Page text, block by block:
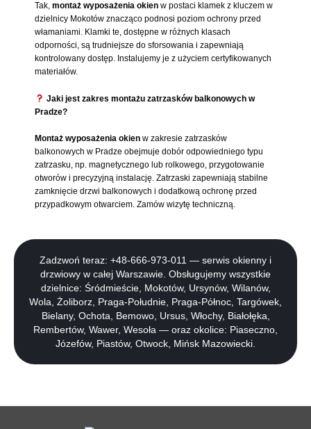
Tak, montaż wyposażenia okien w postaci klamek z kluczem w
dzielnicy Mokotów znacząco podnosi poziom ochrony przed
włamaniami. Klamki te, dostępne w różnych klasach
odporności, są trudniejsze do sforsowania i zapewniają
kontrolowany dostęp. Instalujemy je z użyciem certyfikowanych
materiałów.
Jaki jest zakres montażu zatrzasków balkonowych w
Pradze?
Montaż wyposażenia okien w zakresie zatrzasków
balkonowych w Pradze obejmuje dobór odpowiedniego typu
zatrzasku, np. magnetycznego lub rolkowego, przygotowanie
otworów i precyzyjną instalację. Zatrzaski zapewniają stabilne
zamknięcie drzwi balkonowych i dodatkową ochronę przed
przypadkowym otwarciem. Zamów wizytę techniczną.
Zadzwoń teraz: +48-666-973-011 — serwis okienny i
drzwiowy w całej Warszawie. Obsługujemy wszystkie
dzielnice: Śródmieście, Mokotów, Ursynów, Wilanów,
Wola, Żoliborz, Praga-Południe, Praga-Północ, Targówek,
Bielany, Ochota, Bemowo, Ursus, Włochy, Białołęka,
Rembertów, Wawer, Wesoła — oraz okolice: Piaseczno,
Józefów, Piastów, Otwock, Mińsk Mazowiecki.